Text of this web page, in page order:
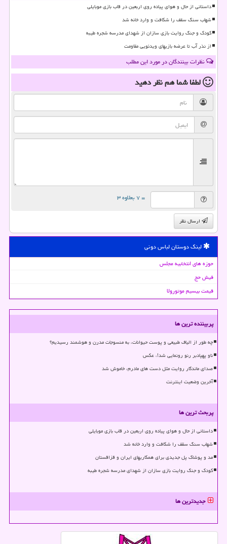
داستانی از حال و هوای پیاده روی اربعین در قاب بازی موبایلی
شهاب سنگ سقف را شکافت و وارد خانه شد
کودک و جنگ روایت بازی سازان از شهدای مدرسه شجره طیبه
از نذر آب تا عرضه بازیهای ویدئویی مقاومت
نظرات بینندگان در مورد این مطلب
لطفا شما همنظر دهید
= ۷ بعلاوه ۳
ارسال نظر
لینک دوستان لباس دونی
حوزه های انتخابیه مجلس
فیش حج
قیمت بیسیم موتورولا
پربیننده ترین ها
چه طور از الیاف طبیعی و پوست حیوانات، به منسوجات مدرن و هوشمند رسیدیم؟
ناو پهپادبر رنو رونمایی شد!، عکس
صدای ماندگار روایت مثل دست های مادرم، خاموش شد
آخرین وضعیت اینترنت
پربحث ترین ها
داستانی از حال و هوای پیاده روی اربعین در قاب بازی موبایلی
شهاب سنگ سقف را شکافت و وارد خانه شد
مد و پوشاک پل جدیدی برای همکاریهای ایران و قزاقستان
کودک و جنگ روایت بازی سازان از شهدای مدرسه شجره طیبه
جدیدترین ها